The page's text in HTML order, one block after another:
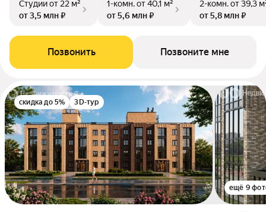
Студииот 22 м²
от 3,5 млн ₽
1-комн.от 40,1 м²
от 5,6 млн ₽
2-комн.от 39,3
от 5,8 млн ₽
Позвонить Позвоните мне
скидка до 5% 3D-тур
ещё 9